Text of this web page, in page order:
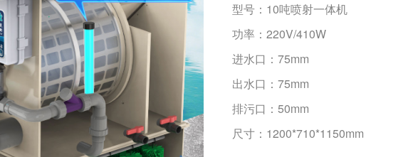
型号：10吨喷射一体机
功率：220V/410W
进水口：75mm
出水口：75mm
排污口：50mm
尺寸：1200*710*1150mm